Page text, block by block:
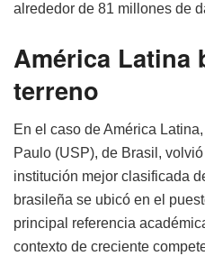
alrededor de 81 millones de
América Latina
terreno
En el caso de América
Paulo (USP), de Brasil,
institución mejor clasificada
brasileña se ubicó en el
principal referencia
contexto de creciente